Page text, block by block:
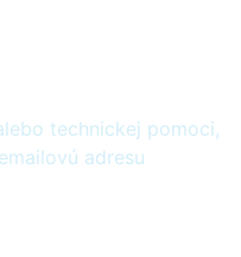
technickej pomoci,
adresu